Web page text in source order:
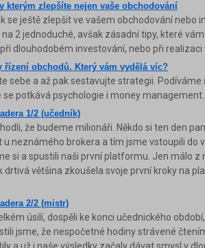
kterým zlepšíte nejen vaše obchodování
se ještě zlepšit ve vašem obchodování nebo
2 jednoduché, avšak zásadní tipy, které
dlouhodobém investování, nebo při
řízení obchodů. Který vám vydělá víc?
sebe a až pak sestavujte strategii.
se potkává psychologie i money management.
1/2 (učedník)
že budeme milionáři. Někdo si ten den
u neznámého brokera a tím jsme vstoupili do
si a spustili naši první platformu. Jen málo z
drtivá většina zkoušela svoje první kroky na
2/2 (mistr)
úsilí, dospěli ke konci učednického
jsme, že nespočetné hodiny strávené